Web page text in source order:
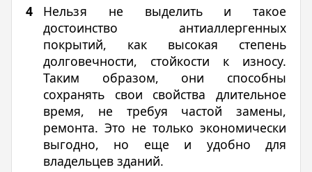
Нельзя не выделить и такое
достоинство антиаллергенных
покрытий, как высокая степень
долговечности, стойкости к износу.
Таким образом, они способны
сохранять свои свойства длительное
время, не требуя частой замены,
ремонта. Это не только экономически
выгодно, но еще и удобно для
владельцев зданий.